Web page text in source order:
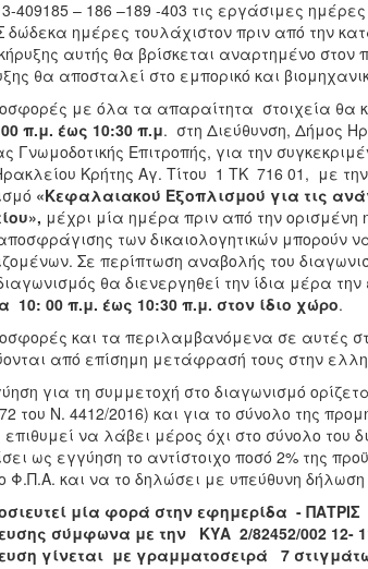
409185 – 186 –189 -403 τις εργάσιμες
ημέρες τουλάχιστον πριν από την
αυτής θα βρίσκεται αναρτημένο
θα αποσταλεί στο εμπορικό και
με όλα τα απαραίτητα στοιχεία θα
π.μ. έως 10:30 π.μ. στη Διεύθυνση, Δήμος
Γνωμοδοτικής Επιτροπής, για την
Κρήτης Αγ. Τίτου 1 ΤΚ 716 01, με
«Κεφαλαιακού Εξοπλισμού για τις
», μέχρι μία ημέρα πριν από την
των δικαιολογητικών μπορούν
Σε περίπτωση αναβολής του
θα διενεργηθεί την ίδια μέρα
10: 00 π.μ. έως 10:30 π.μ. στον ίδιο χώρο
και τα περιλαμβανόμενα σε αυτές
από επίσημη μετάφρασή
για τη συμμετοχή στο διαγωνισμό
του Ν. 4412/2016) και για το σύνολο της
επιθυμεί να λάβει μέρος όχι στο σύνολο
ως εγγύηση το αντίστοιχο ποσό 2% της
Φ.Π.Α. και να το δηλώσει με υπεύθυνη
μία φορά στην εφημερίδα -
σύμφωνα με την ΚΥΑ 2/82452/002 12-
γίνεται με γραμματοσειρά 7